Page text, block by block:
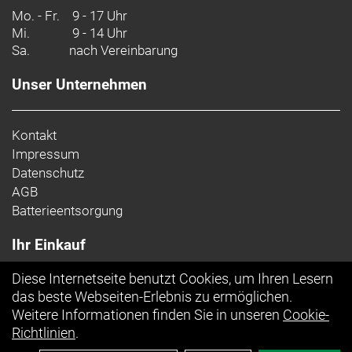
Für alle Fahrer/innen
Das große Angebot an Unisex-Größen lässt Fahrer
Performance-Features und Farboptionen
- Fasergehalt (Liner): 100% Polyester
- Fasergehalt (Sohle): 65 % Ethylenvinylacetat /
35 % Gummi
- Fasergehalt (oben): 80 % Polyurethan, 12 %
thermoplastisches Polyurethan, 8 % Polyester
Mo. - Fr. 9 - 17 Uhr
Mi.
9 - 14 Uhr
Sa.
nach Vereinbarung
Unser Unternehmen
Kontakt
Impressum
Datenschutz
AGB
Batterieentsorgung
Ihr Einkauf
Top Artikel
Diese Internetseite benutzt Cookies, um Ihren Lesern
das beste Webseiten-Erlebnis zu ermöglichen.
Weitere Informationen finden Sie in unseren Cookie-
Richtlinien.